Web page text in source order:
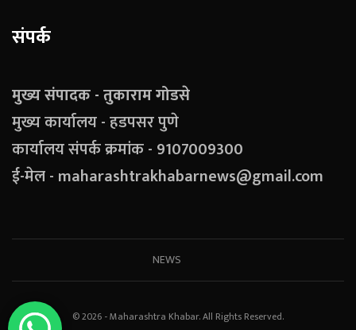
संपर्क
मुख्य संपादक - तुकाराम गोडसे
मुख्य कार्यालय - हडपसर पुणे
कार्यालय संपर्क क्रमांक - 9107009300
ई-मेल - maharashtrakhabarnews@gmail.com
NEWS
© 2026 - Maharashtra Khabar. All Rights Reserved.